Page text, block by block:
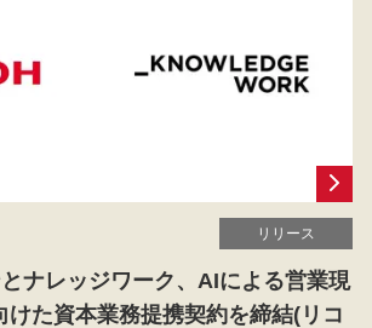
ナレッジワーク、AIによる営業現
けた資本業務提携契約を締結(リコ
リリース